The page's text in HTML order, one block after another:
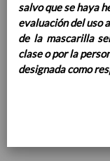
salvo que se haya
evaluación del uso
de la mascarilla
clase o por la
designada como